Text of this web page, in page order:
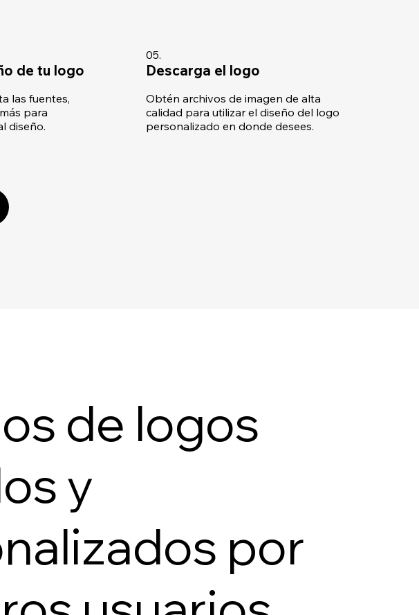
de tu logo
las fuentes,
para
diseño.
05.
Descarga el logo
Obtén archivos de imagen de alta
calidad para utilizar el diseño del logo
personalizado en donde desees.
de logos
y
por